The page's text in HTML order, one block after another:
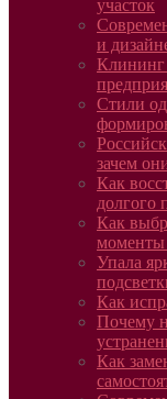
участок
и
Клининг
Стили
зачем
Как
долгого
Как
моменты
Упала
Как
Почему
Как